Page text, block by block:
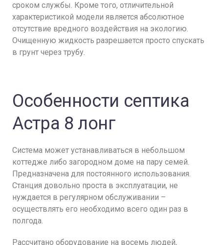
сроком службы. Кроме того, отличительной
характеристикой модели является абсолютное
отсутствие вредного воздействия на экологию.
Очищенную жидкость разрешается просто спускать
в грунт через трубу.
Особенности септика
Астра 8 лонг
Система может устанавливаться в небольшом
коттедже либо загородном доме на пару семей.
Предназначена для постоянного использования.
Станция довольно проста в эксплуатации, не
нуждается в регулярном обслуживании –
осуществлять его необходимо всего один раз в
полгода.
Рассчитано оборудование на восемь людей,